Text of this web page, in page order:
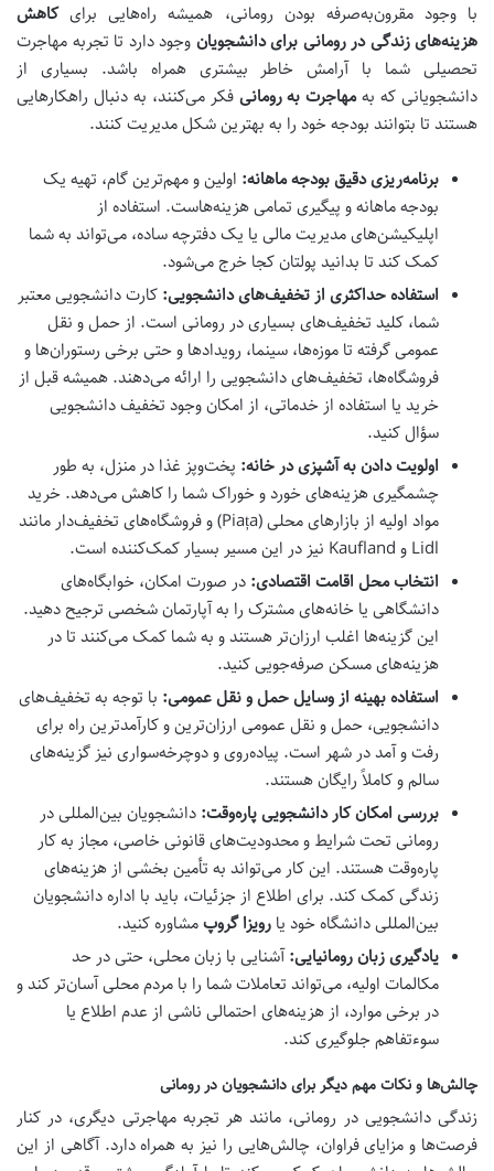
با وجود مقرون‌به‌صرفه بودن رومانی، همیشه راه‌هایی برای کاهش
هزینه‌های زندگی در رومانی برای دانشجویان وجود دارد تا تجربه مهاجرت
تحصیلی شما با آرامش خاطر بیشتری همراه باشد. بسیاری از
دانشجویانی که به مهاجرت به رومانی فکر می‌کنند، به دنبال راهکارهایی
هستند تا بتوانند بودجه خود را به بهترین شکل مدیریت کنند.
برنامه‌ریزی دقیق بودجه ماهانه: اولین و مهم‌ترین گام، تهیه یک
بودجه ماهانه و پیگیری تمامی هزینه‌هاست. استفاده از
اپلیکیشن‌های مدیریت مالی یا یک دفترچه ساده، می‌تواند به شما
کمک کند تا بدانید پولتان کجا خرج می‌شود.
استفاده حداکثری از تخفیف‌های دانشجویی: کارت دانشجویی معتبر
شما، کلید تخفیف‌های بسیاری در رومانی است. از حمل و نقل
عمومی گرفته تا موزه‌ها، سینما، رویدادها و حتی برخی رستوران‌ها و
فروشگاه‌ها، تخفیف‌های دانشجویی را ارائه می‌دهند. همیشه قبل از
خرید یا استفاده از خدماتی، از امکان وجود تخفیف دانشجویی
سؤال کنید.
اولویت دادن به آشپزی در خانه: پخت‌وپز غذا در منزل، به طور
چشمگیری هزینه‌های خورد و خوراک شما را کاهش می‌دهد. خرید
مواد اولیه از بازارهای محلی (Piața) و فروشگاه‌های تخفیف‌دار مانند
Lidl و Kaufland نیز در این مسیر بسیار کمک‌کننده است.
انتخاب محل اقامت اقتصادی: در صورت امکان، خوابگاه‌های
دانشگاهی یا خانه‌های مشترک را به آپارتمان شخصی ترجیح دهید.
این گزینه‌ها اغلب ارزان‌تر هستند و به شما کمک می‌کنند تا در
هزینه‌های مسکن صرفه‌جویی کنید.
استفاده بهینه از وسایل حمل و نقل عمومی: با توجه به تخفیف‌های
دانشجویی، حمل و نقل عمومی ارزان‌ترین و کارآمدترین راه برای
رفت و آمد در شهر است. پیاده‌روی و دوچرخه‌سواری نیز گزینه‌های
سالم و کاملاً رایگان هستند.
بررسی امکان کار دانشجویی پاره‌وقت: دانشجویان بین‌المللی در
رومانی تحت شرایط و محدودیت‌های قانونی خاصی، مجاز به کار
پاره‌وقت هستند. این کار می‌تواند به تأمین بخشی از هزینه‌های
زندگی کمک کند. برای اطلاع از جزئیات، باید با اداره دانشجویان
بین‌المللی دانشگاه خود یا رویزا گروپمشاوره کنید.
یادگیری زبان رومانیایی: آشنایی با زبان محلی، حتی در حد
مکالمات اولیه، می‌تواند تعاملات شما را با مردم محلی آسان‌تر کند و
در برخی موارد، از هزینه‌های احتمالی ناشی از عدم اطلاع یا
سوءتفاهم جلوگیری کند.
چالش‌ها و نکات مهم دیگر برای دانشجویان در رومانی
زندگی دانشجویی در رومانی، مانند هر تجربه مهاجرتی دیگری، در کنار
فرصت‌ها و مزایای فراوان، چالش‌هایی را نیز به همراه دارد. آگاهی از این